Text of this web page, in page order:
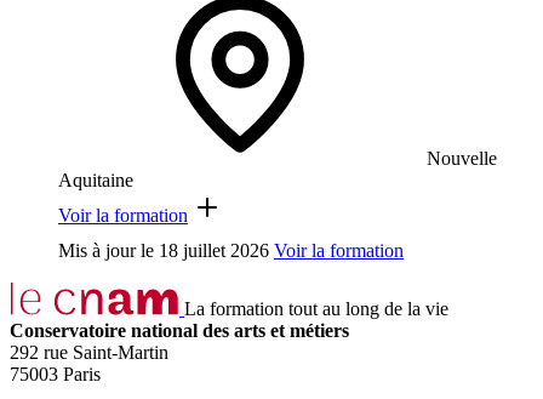
Nouvelle
Aquitaine
Voir la formation
Mis à jour le 18 juillet 2026 Voir la formation
La formation tout au long de la vie
Conservatoire national des arts et métiers
292 rue Saint-Martin
75003 Paris